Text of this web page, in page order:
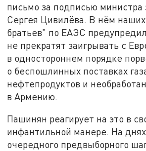
письмо за подписью министра
Сергея Цивилёва. В нём
братьев" по ЕАЭС
не прекратят заигрывать с
в одностороннем порядке
о беспошлинных поставках
нефтепродуктов и
в Армению.
Пашинян реагирует на это в
инфантильной манере. На
очередного предвыборного